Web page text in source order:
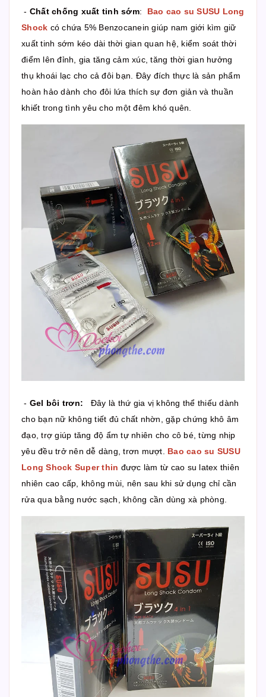
- Chất chống xuất tinh sớm: Bao cao su SUSU Long
Shock có chứa 5% Benzocanein giúp nam giới kìm giữ
xuất tinh sớm kéo dài thời gian quan hệ, kiểm soát thời
điểm lên đỉnh, gia tăng cảm xúc, tăng thời gian hưởng
thụ khoái lạc cho cả đôi bạn. Đây đích thực là sản phẩm
hoàn hảo dành cho đôi lứa thích sự đơn giản và thuần
khiết trong tình yêu cho một đêm khó quên.
- Gel bôi trơn: Đây là thứ gia vị không thể thiếu dành
cho bạn nữ không tiết đủ chất nhờn, gặp chứng khô âm
đạo, trợ giúp tăng độ ẩm tự nhiên cho cô bé, từng nhịp
yêu đều trở nên dễ dàng, trơn mượt. Bao cao su SUSU
Long Shock Super thin được làm từ cao su latex thiên
nhiên cao cấp, không mùi, nên sau khi sử dụng chỉ cần
rửa qua bằng nước sạch, không cần dùng xà phòng.